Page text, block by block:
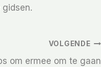
VOLGENDE
om ermee om te gaan